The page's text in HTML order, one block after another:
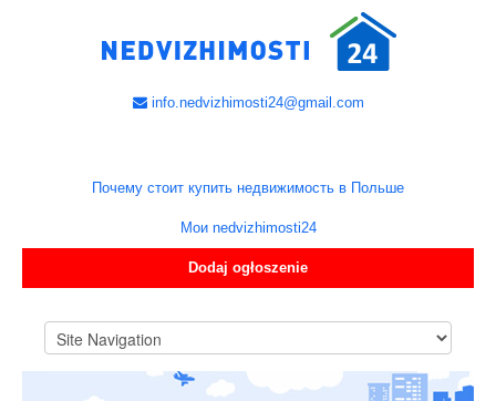
info.nedvizhimosti24@gmail.com
Почему стоит купить недвижимость в Польше
Мои nedvizhimosti24
Dodaj ogłoszenie